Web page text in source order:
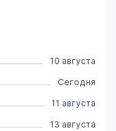
10 августа
Сегодня
11 августа
13 августа